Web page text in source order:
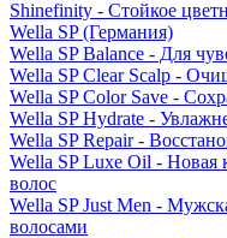
Shinefinity - Стойкое
Wella SP (Германия)
Wella SP Balance - Для
Wella SP Clear Scalp -
Wella SP Color Save -
Wella SP Hydrate -
Wella SP Repair -
Wella SP Luxe Oil - Новая
волос
Wella SP Just Men -
волосами